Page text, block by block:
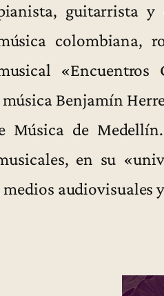
guitarrista y
colombiana,
música Benjamín
Música de
en su
audiovisuales